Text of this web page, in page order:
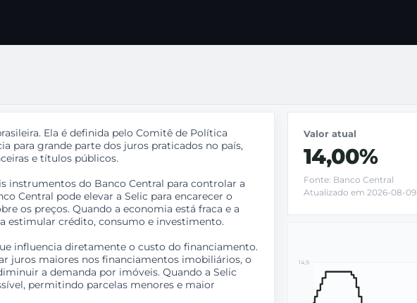
Ela é definida pelo Comitê de Política
para grande parte dos juros praticados no país,
e títulos públicos.
instrumentos do Banco Central para controlar a
Central pode elevar a Selic para encarecer o
os preços. Quando a economia está fraca e a
estimular crédito, consumo e investimento.
influencia diretamente o custo do financiamento.
juros maiores nos financiamentos imobiliários, o
a demanda por imóveis. Quando a Selic
permitindo parcelas menores e maior
Valor atual
14,00%
Fonte: Banco Central
Atualizado em 2026-08-09
14,9